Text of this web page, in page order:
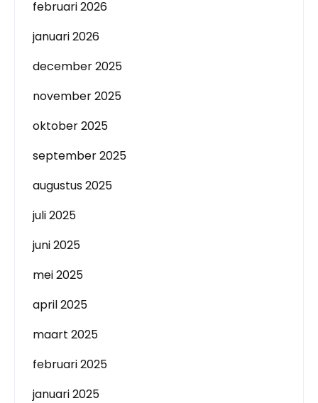
februari 2026
januari 2026
december 2025
november 2025
oktober 2025
september 2025
augustus 2025
juli 2025
juni 2025
mei 2025
april 2025
maart 2025
februari 2025
januari 2025